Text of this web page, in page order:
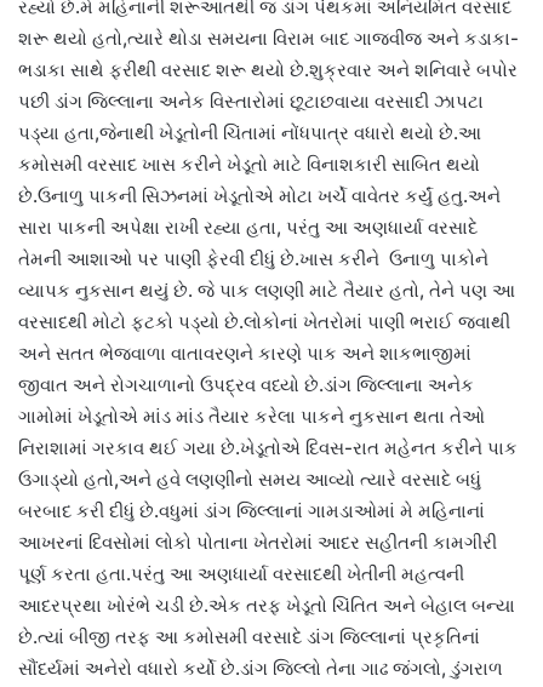
રહ્યો છે.મે મહિનાની શરૂઆતથી જ ડાંગ પંથકમાં અનિયમિત વરસાદ
શરૂ થયો હતો,ત્યારે થોડા સમયના વિરામ બાદ ગાજવીજ અને કડાકા-
ભડાકા સાથે ફરીથી વરસાદ શરૂ થયો છે.શુક્રવાર અને શનિવારે બપોર
પછી ડાંગ જિલ્લાના અનેક વિસ્તારોમાં છૂટાછવાયા વરસાદી ઝાપટા
પડ્યા હતા,જેનાથી ખેડૂતોની ચિંતામાં નોંધપાત્ર વધારો થયો છે.આ
કમોસમી વરસાદ ખાસ કરીને ખેડૂતો માટે વિનાશકારી સાબિત થયો
છે.ઉનાળુ પાકની સિઝનમાં ખેડૂતોએ મોટા ખર્ચે વાવેતર કર્યું હતુ.અને
સારા પાકની અપેક્ષા રાખી રહ્યા હતા, પરંતુ આ અણધાર્યા વરસાદે
તેમની આશાઓ પર પાણી ફેરવી દીધું છે.ખાસ કરીને ઉનાળુ પાકોને
વ્યાપક નુકસાન થયું છે. જે પાક લણણી માટે તૈયાર હતો, તેને પણ આ
વરસાદથી મોટો ફટકો પડ્યો છે.લોકોનાં ખેતરોમાં પાણી ભરાઈ જવાથી
અને સતત ભેજવાળા વાતાવરણને કારણે પાક અને શાકભાજીમાં
જીવાત અને રોગચાળાનો ઉપદ્રવ વધ્યો છે.ડાંગ જિલ્લાના અનેક
ગામોમાં ખેડૂતોએ માંડ માંડ તૈયાર કરેલા પાકને નુકસાન થતા તેઓ
નિરાશામાં ગરકાવ થઈ ગયા છે.ખેડૂતોએ દિવસ-રાત મહેનત કરીને પાક
ઉગાડ્યો હતો,અને હવે લણણીનો સમય આવ્યો ત્યારે વરસાદે બધું
બરબાદ કરી દીધું છે.વધુમાં ડાંગ જિલ્લાનાં ગામડાઓમાં મે મહિનાનાં
આખરનાં દિવસોમાં લોકો પોતાના ખેતરોમાં આદર સહીતની કામગીરી
પૂર્ણ કરતા હતા.પરંતુ આ અણધાર્યા વરસાદથી ખેતીની મહત્વની
આદરપ્રથા ખોરંભે ચડી છે.એક તરફ ખેડૂતો ચિંતિત અને બેહાલ બન્યા
છે.ત્યાં બીજી તરફ આ કમોસમી વરસાદે ડાંગ જિલ્લાનાં પ્રકૃતિનાં
સૌંદર્યમાં અનેરો વધારો કર્યો છે.ડાંગ જિલ્લો તેના ગાઢ જંગલો, ડુંગરાળ